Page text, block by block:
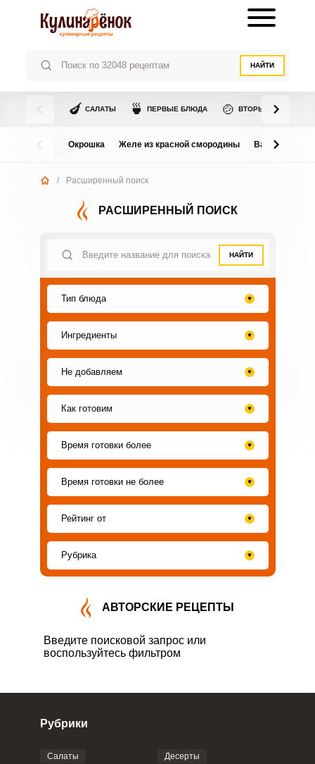
НАЙТИ
🍆 САЛАТЫ 🍵 ПЕРВЫЕ БЛЮДА 🍲 ВТОРЫЕ БЛЮДА
Окрошка Желе из красной смородины Варенье из
/ Расширенный поиск
РАСШИРЕННЫЙ ПОИСК
НАЙТИ
Тип блюда
Ингредиенты
Не добавляем
Как готовим
Время готовки более
Время готовки не более
Рейтинг от
Рубрика
АВТОРСКИЕ РЕЦЕПТЫ
Введите поисковой запрос или
воспользуйтесь фильтром
Рубрики
Салаты Десерты
ВХОД НА САЙТ РЕГИСТРАЦИЯ
Войдите
или
Запомнить меня